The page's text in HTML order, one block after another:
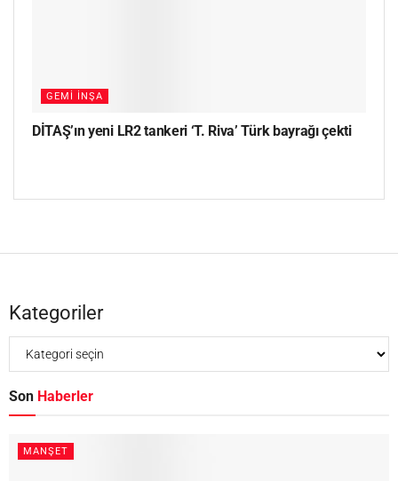
GEMI İNŞA
DİTAŞ’ın yeni LR2 tankeri ‘T. Riva’ Türk bayrağı çekti
Kategoriler
Son Haberler
MANŞET